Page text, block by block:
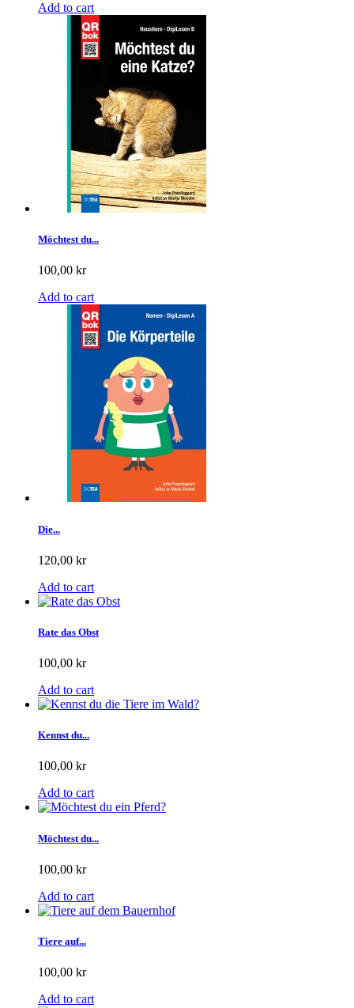
Add to cart
Möchtest du...
100,00 kr
Add to cart
Die...
120,00 kr
Add to cart
Rate das Obst
100,00 kr
Add to cart
Kennst du...
100,00 kr
Add to cart
Möchtest du...
100,00 kr
Add to cart
Tiere auf...
100,00 kr
Add to cart